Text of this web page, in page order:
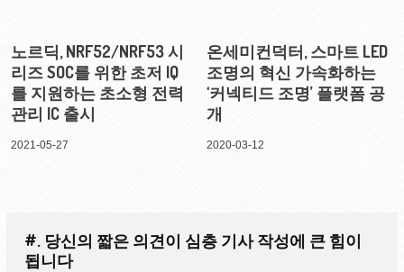
노르딕, NRF52/NRF53 시
리즈 SOC를 위한 초저 IQ
를 지원하는 초소형 전력
관리 IC 출시
2021-05-27
온세미컨덕터, 스마트 LED
조명의 혁신 가속화하는
‘커넥티드 조명’ 플랫폼 공
개
2020-03-12
#. 당신의 짧은 의견이 심층 기사 작성에 큰 힘이
됩니다